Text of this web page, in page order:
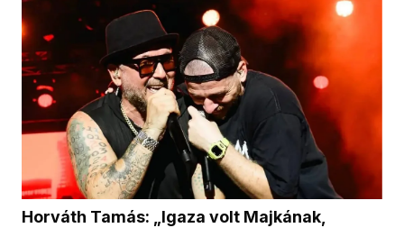
Horváth Tamás: „Igaza volt Majkának,